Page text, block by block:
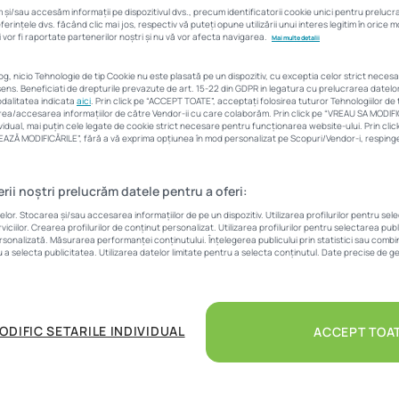
construcții
Corina Sfia 23 iulie 2021 7 Min
Vultureni, jud. Cluj, proiectul reprezintă una dintre cele
din România ce își propune să devină și prima
În faza a doua vor fi construite 70 de case. În final
un orășel de sine stătător
150 de hectare, reunind aici o comunitate ce se
și/sau accesăm informații pe dispozitivul dvs., precum identificatorii cookie unici pentru
dvs. făcând clic mai jos, respectiv vă puteți opune utilizării unui interes legitim în orice
fi raportate partenerilor noștri și nu vă vor afecta navigarea. Mai multe detalii
nicio Tehnologie de tip Cookie nu este plasată pe un dispozitiv, cu exceptia celor strict
Beneficiati de drepturile prevazute de art. 15-22 din GDPR in legatura cu prelucrarea
indicata aici. Prin click pe “ACCEPT TOATE”, acceptați folosirea tuturor Tehnologiilor
accesarea informațiilor de către Vendor-ii cu care colaborăm. Prin click pe “VREAU SA MODIFIC
mai puțin cele legate de cookie strict necesare pentru funcționarea website-ului. Prin click pe
MODIFICĂRILE”, fără a vă exprima opțiunea în mod personalizat pe Scopuri/Vendor-i,
noștri prelucrăm datele pentru a oferi:
Stocarea și/sau accesarea informațiilor de pe un dispozitiv. Utilizarea profilurilor pentru
Crearea profilurilor de conținut personalizat. Utilizarea profilurilor pentru selectarea
Măsurarea performanței conținutului. Înțelegerea publicului prin statistici sau
a selecta publicitatea. Utilizarea datelor limitate pentru a selecta conținutul. Date precise de
SETARILE INDIVIDUAL ACCEPT